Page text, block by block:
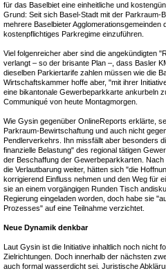
für das Baselbiet eine einheitliche und
Grund: Seit sich Basel-Stadt mit der
mehrere Baselbieter Agglomerationsgemeinden
kostenpflichtiges Parkregime einzuführen.
Viel folgenreicher aber sind die angekündigten
verlangt – so der brisante Plan –, dass Basler
dieselben Parkiertarife zahlen müssen wie die
Wirtschaftskammer hoffe aber, "mit ihrer
eine bikantonale Gewerbeparkkarte ankurbeln
Communiqué von heute Montagmorgen.
Wie Gysin gegenüber OnlineReports erklärte,
Parkraum-Bewirtschaftung und auch nicht
Pendlerverkehrs. Ihn missfällt aber besonders
finanzielle Belastung" des regional tätigen
der Beschaffung der Gewerbeparkkarten.
die Verlautbarung weiter, hätten sich "die
korrigierend Einfluss nehmen und den Weg für
sie an einem vorgängigen Runden Tisch
Regierung eingeladen worden, doch habe sie
Prozesses" auf eine Teilnahme verzichtet.
Neue Dynamik denkbar
Laut Gysin ist die Initiative inhaltlich noch nicht
Zielrichtungen. Doch innerhalb der nächsten
auch formal wasserdicht sei. Juristische